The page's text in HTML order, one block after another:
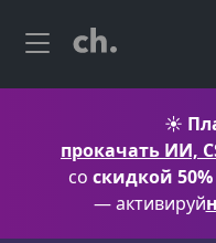
☀️
прокачать ИИ,
со скидкой 50%
— активируй